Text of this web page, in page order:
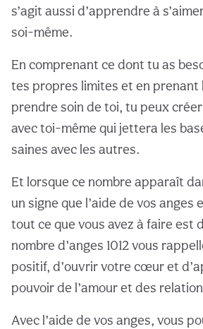
s’agit aussi d’apprendre à
soi-même.
En comprenant ce dont tu as
tes propres limites et en prenant
prendre soin de toi, tu peux
avec toi-même qui jettera les
saines avec les autres.
Et lorsque ce nombre apparaît
un signe que l’aide de vos anges
tout ce que vous avez à faire est
nombre d’anges 1012 vous
positif, d’ouvrir votre cœur et
pouvoir de l’amour et des
Avec l’aide de vos anges, vous